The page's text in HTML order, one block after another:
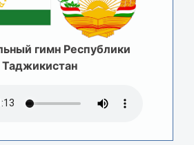
гимн Республики
Таджикистан